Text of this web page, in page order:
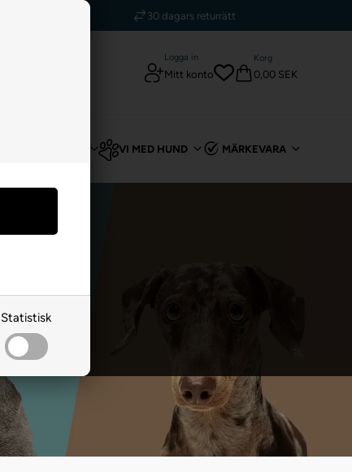
Statistisk
5 stjärnor – Trustpilot
Logga in
Mitt konto
Korg
0,00 SEK
VI MED HUND MÄRKEVARA